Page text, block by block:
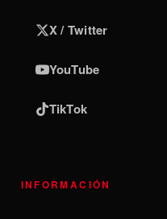
X / Twitter
YouTube
TikTok
INFORMACIÓN